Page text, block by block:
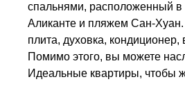
спальнями, расположенный
Аликанте и пляжем Сан-Хуан.
плита, духовка,
Помимо этого, вы можете
Идеальные квартиры, чтобы